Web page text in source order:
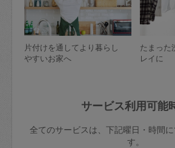
片付けを通してより暮らし
やすいお家へ
たまった
レイに
サービス利用可能
全てのサービスは、下記曜日・時間
す。